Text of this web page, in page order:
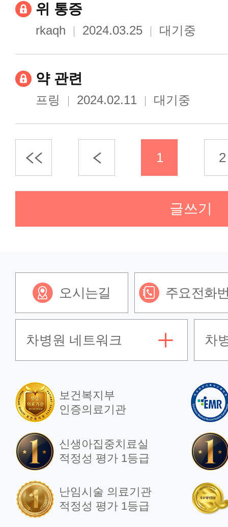
위 통증
rkaqh 2024.03.25 대기중
약 관련
프링 2024.02.11 대기중
1 2
글쓰기
오시는길 주요전화
차병원 네트워크 차
보건복지부
인증의료기관
신생아집중치료실
적정성 평가 1등급
난임시술 의료기관
적정성 평가 1등급